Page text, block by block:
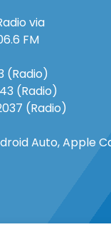
via
FM
(Radio)
(Radio)
(Radio)
Auto, Apple